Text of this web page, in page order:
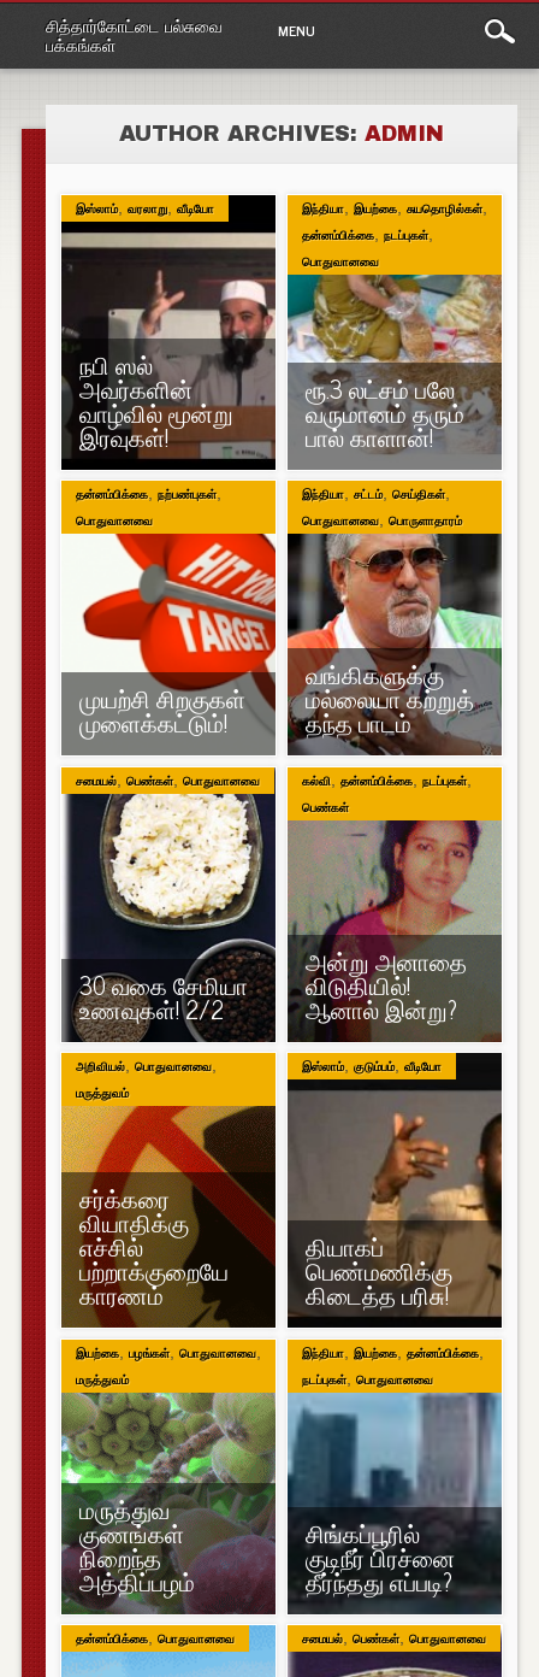
சித்தார்கோட்டை பல்சுவை
பக்கங்கள்
Main
menu
content
MENU
AUTHOR ARCHIVES: ADMIN
இஸ்லாம், வரலாறு, வீடியோ
நபி ஸல்
அவர்களின்
வாழ்வில் மூன்று
இரவுகள்!
இந்தியா, இயற்கை, சுயதொழில்கள்,
தன்னம்பிக்கை, நடப்புகள்,
பொதுவானவை
ரூ.3 லட்சம் பலே
வருமானம் தரும்
பால் காளான்!
தன்னம்பிக்கை, நற்பண்புகள்,
பொதுவானவை
முயற்சி சிறகுகள்
முளைக்கட்டும்!
இந்தியா, சட்டம், செய்திகள்,
பொதுவானவை, பொருளாதாரம்
வங்கிகளுக்கு
மல்லையா கற்றுத்
தந்த பாடம்
சமையல், பெண்கள், பொதுவானவை
30 வகை சேமியா
உணவுகள்! 2/2
கல்வி, தன்னம்பிக்கை, நடப்புகள்,
பெண்கள்
அன்று அனாதை
விடுதியில்!
ஆனால் இன்று?
அறிவியல், பொதுவானவை,
மருத்துவம்
சர்க்கரை
வியாதிக்கு
எச்சில்
பற்றாக்குறையே
காரணம்
இஸ்லாம், குடும்பம், வீடியோ
தியாகப்
பெண்மணிக்கு
கிடைத்த பரிசு!
இயற்கை, பழங்கள், பொதுவானவை,
மருத்துவம்
மருத்துவ
குணங்கள்
நிறைந்த
அத்திப்பழம்
இந்தியா, இயற்கை, தன்னம்பிக்கை,
நடப்புகள், பொதுவானவை
சிங்கப்பூரில்
குடிநீர் பிரச்னை
தீர்ந்தது எப்படி?
தன்னம்பிக்கை, பொதுவானவை சமையல், பெண்கள், பொதுவானவை